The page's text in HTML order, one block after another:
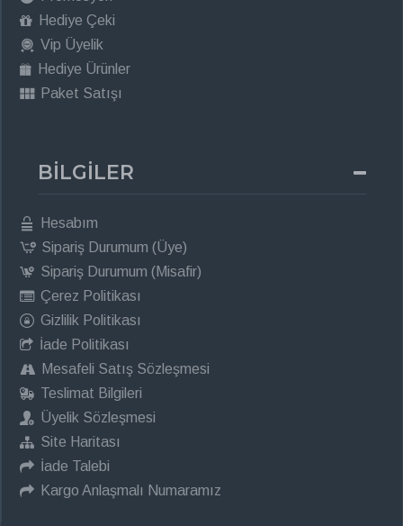
Hediye Çeki
Vip Üyelik
Hediye Ürünler
Paket Satışı
BİLGİLER
Hesabım
Sipariş Durumum (Üye)
Sipariş Durumum (Misafir)
Çerez Politikası
Gizlilik Politikası
İade Politikası
Mesafeli Satış Sözleşmesi
Teslimat Bilgileri
Üyelik Sözleşmesi
Site Haritası
İade Talebi
Kargo Anlaşmalı Numaramız